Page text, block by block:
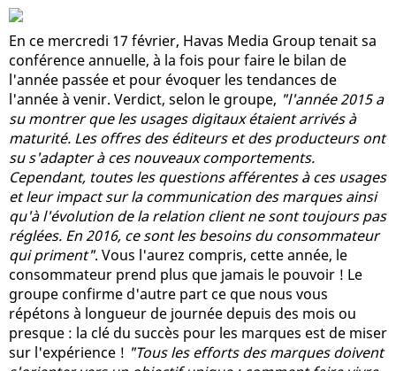
En ce mercredi 17 février, Havas Media Group tenait sa
conférence annuelle, à la fois pour faire le bilan de
l'année passée et pour évoquer les tendances de
l'année à venir. Verdict, selon le groupe, "l'année 2015 a
su montrer que les usages digitaux étaient arrivés à
maturité. Les offres des éditeurs et des producteurs ont
su s'adapter à ces nouveaux comportements.
Cependant, toutes les questions afférentes à ces usages
et leur impact sur la communication des marques ainsi
qu'à l'évolution de la relation client ne sont toujours pas
réglées. En 2016, ce sont les besoins du consommateur
qui priment". Vous l'aurez compris, cette année, le
consommateur prend plus que jamais le pouvoir ! Le
groupe confirme d'autre part ce que nous vous
répétons à longueur de journée depuis des mois ou
presque : la clé du succès pour les marques est de miser
sur l'expérience ! "Tous les efforts des marques doivent